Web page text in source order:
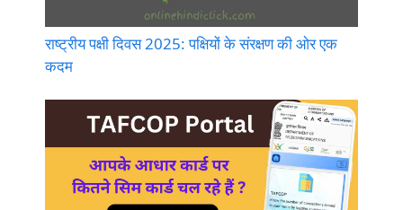
राष्ट्रीय पक्षी दिवस 2025: पक्षियों के संरक्षण की ओर एक
कदम